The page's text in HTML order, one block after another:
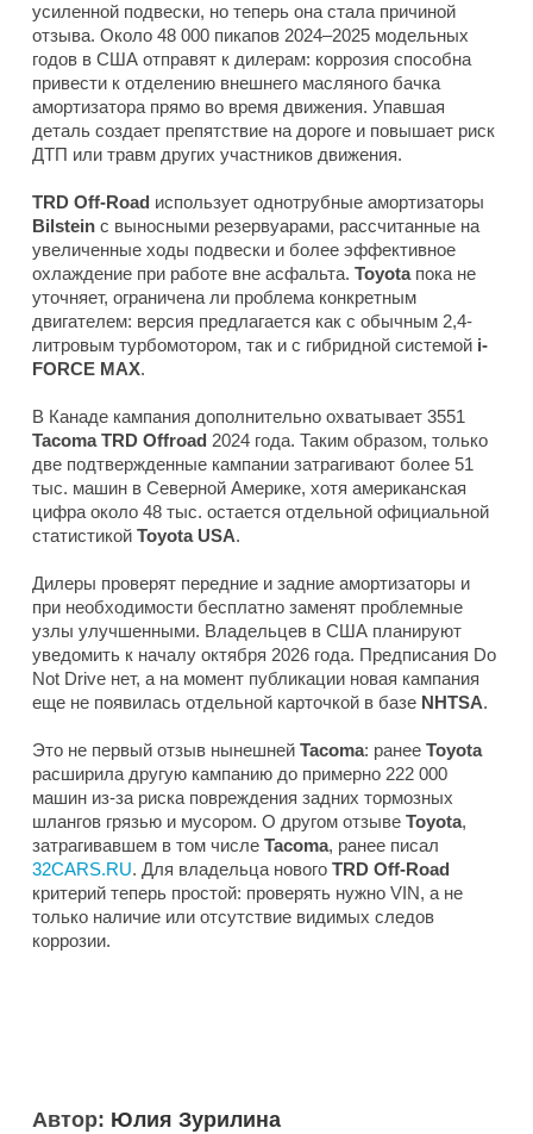
усиленной подвески, но теперь она стала причиной
отзыва. Около 48 000 пикапов 2024–2025 модельных
годов в США отправят к дилерам: коррозия способна
привести к отделению внешнего масляного бачка
амортизатора прямо во время движения. Упавшая
деталь создает препятствие на дороге и повышает риск
ДТП или травм других участников движения.
TRD Off-Road использует однотрубные амортизаторы
Bilstein с выносными резервуарами, рассчитанные на
увеличенные ходы подвески и более эффективное
охлаждение при работе вне асфальта. Toyotaпока не
уточняет, ограничена ли проблема конкретным
двигателем: версия предлагается как с обычным 2,4-
литровым турбомотором, так и с гибридной системой i-
FORCE MAX.
В Канаде кампания дополнительно охватывает 3551
Tacoma TRD Offroad 2024 года. Таким образом, только
две подтвержденные кампании затрагивают более 51
тыс. машин в Северной Америке, хотя американская
цифра около 48 тыс. остается отдельной официальной
статистикой Toyota USA.
Дилеры проверят передние и задние амортизаторы и
при необходимости бесплатно заменят проблемные
узлы улучшенными. Владельцев в США планируют
уведомить к началу октября 2026 года. Предписания Do
Not Drive нет, а на момент публикации новая кампания
еще не появилась отдельной карточкой в базе NHTSA.
Это не первый отзыв нынешней Tacoma: ранее Toyota
расширила другую кампанию до примерно 222 000
машин из-за риска повреждения задних тормозных
шлангов грязью и мусором. О другом отзыве Toyota,
затрагивавшем в том числе Tacoma, ранее писал
32CARS.RU. Для владельца нового TRD Off-Road
критерий теперь простой: проверять нужно VIN, а не
только наличие или отсутствие видимых следов
коррозии.
Автор: Юлия Зурилина